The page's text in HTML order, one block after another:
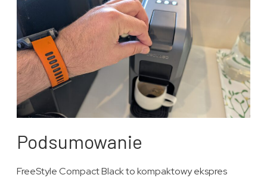
Podsumowanie
FreeStyle Compact Black to kompaktowy ekspres